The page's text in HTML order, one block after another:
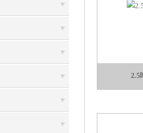
2.5